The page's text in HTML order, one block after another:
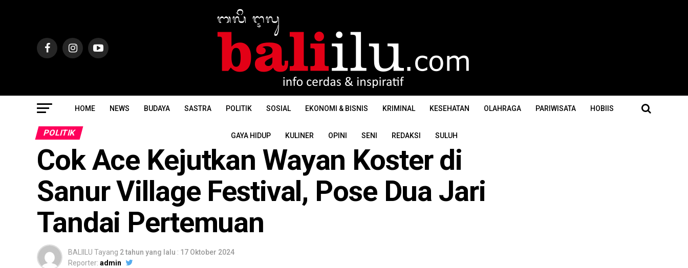
HOME NEWS BUDAYA SASTRA POLITIK SOSIAL EKONOMI & BISNIS KRIMINAL KESEHATAN OLAHRAGA PARIWISATA HOBIIS
GAYA HIDUP KULINER OPINI SENI REDAKSI SULUH
POLITIK
Cok Ace Kejutkan Wayan Koster di
Sanur Village Festival, Pose Dua Jari
Tandai Pertemuan
BALIILU Tayang 2 tahun yang lalu : 17 Oktober 2024
Reporter: admin